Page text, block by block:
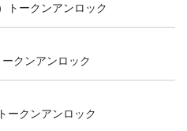
トークンアンロック
クンアンロック
ークンアンロック